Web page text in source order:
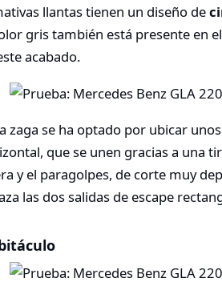
llantas tienen un diseño de
gris también está presente en
acabado.
zaga se ha optado por ubicar
que se unen gracias a una
y el paragolpes, de corte muy
las dos salidas de escape